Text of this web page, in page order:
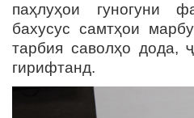
паҳлуҳои гуногуни
бахусус самтҳои
тарбия саволҳо дода,
гирифтанд.